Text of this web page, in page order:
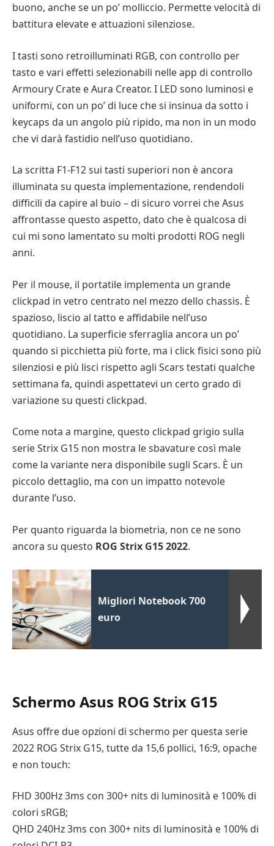
buono, anche se un po’ molliccio. Permette velocità di
battitura elevate e attuazioni silenziose.
I tasti sono retroilluminati RGB, con controllo per
tasto e vari effetti selezionabili nelle app di controllo
Armoury Crate e Aura Creator. I LED sono luminosi e
uniformi, con un po’ di luce che si insinua da sotto i
keycaps da un angolo più ripido, ma non in un modo
che vi darà fastidio nell’uso quotidiano.
La scritta F1-F12 sui tasti superiori non è ancora
illuminata su questa implementazione, rendendoli
difficili da capire al buio – di sicuro vorrei che Asus
affrontasse questo aspetto, dato che è qualcosa di
cui mi sono lamentato su molti prodotti ROG negli
anni.
Per il mouse, il portatile implementa un grande
clickpad in vetro centrato nel mezzo dello chassis. È
spazioso, liscio al tatto e affidabile nell’uso
quotidiano. La superficie sferraglia ancora un po’
quando si picchietta più forte, ma i click fisici sono più
silenziosi e più lisci rispetto agli Scars testati qualche
settimana fa, quindi aspettatevi un certo grado di
variazione su questi clickpad.
Come nota a margine, questo clickpad grigio sulla
serie Strix G15 non mostra le sbavature così male
come la variante nera disponibile sugli Scars. È un
piccolo dettaglio, ma con un impatto notevole
durante l’uso.
Per quanto riguarda la biometria, non ce ne sono
ancora su questo ROG Strix G15 2022.
Migliori Notebook 700
euro
Schermo Asus ROG Strix G15
Asus offre due opzioni di schermo per questa serie
2022 ROG Strix G15, tutte da 15,6 pollici, 16:9, opache
e non touch:
FHD 300Hz 3ms con 300+ nits di luminosità e 100% di
colori sRGB;
QHD 240Hz 3ms con 300+ nits di luminosità e 100% di